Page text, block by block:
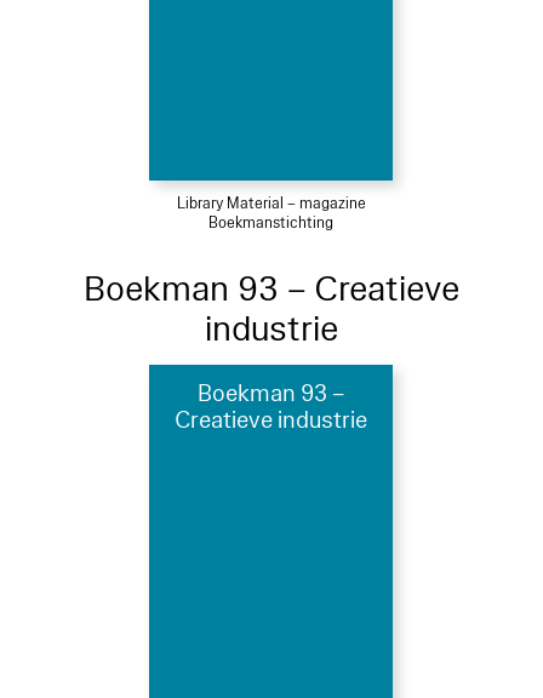
Library Material – magazine
Boekmanstichting
Boekman 93 – Creatieve
industrie
Boekman 93 –
Creatieve industrie